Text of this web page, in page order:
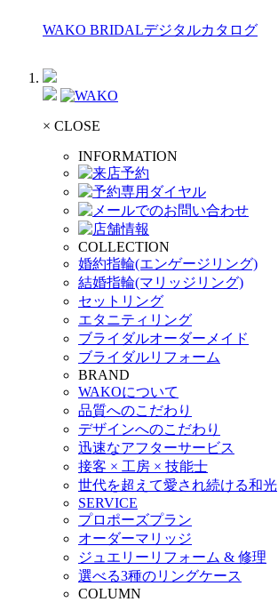
WAKO BRIDALデジタルカタログ
× CLOSE
INFORMATION
COLLECTION
婚約指輪(エンゲージリング)
結婚指輪(マリッジリング)
セットリング
エタニティリング
ブライダルオーダーメイド
ブライダルリフォーム
BRAND
WAKOについて
品質へのこだわり
デザインへのこだわり
迅速なアフターサービス
接客 × 工房 × 技能士
世代を超えて愛され続ける和光
SERVICE
プロポーズプラン
オーダーマリッジ
ジュエリーリフォーム & 修理
選べる3種のリングケース
COLUMN